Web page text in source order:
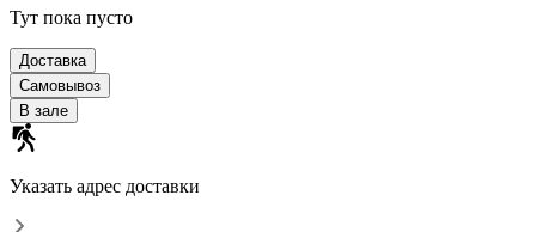
Тут пока пусто
Доставка
Самовывоз
В зале
Указать адрес доставки